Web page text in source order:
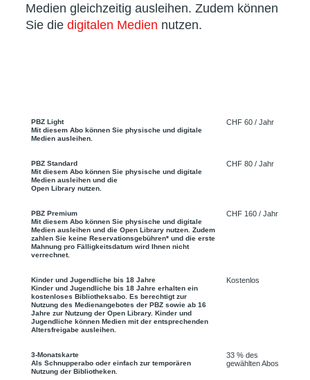
Medien gleichzeitig ausleihen. Zudem können
Sie die digitalen Medien nutzen.
PBZ Light
Mit diesem Abo können Sie physische und digitale
Medien ausleihen.
CHF 60 / Jahr
PBZ Standard
Mit diesem Abo können Sie physische und digitale
Medien ausleihen und die
Open Library nutzen.
CHF 80 / Jahr
PBZ Premium
Mit diesem Abo können Sie physische und digitale
Medien ausleihen und die Open Library nutzen. Zudem
zahlen Sie keine Reservationsgebühren* und die erste
Mahnung pro Fälligkeitsdatum wird Ihnen nicht
verrechnet.
CHF 160 / Jahr
Kinder und Jugendliche bis 18 Jahre
Kinder und Jugendliche bis 18 Jahre erhalten ein
kostenloses Bibliotheksabo. Es berechtigt zur
Nutzung des Medienangebotes der PBZ sowie ab 16
Jahre zur Nutzung der Open Library. Kinder und
Jugendliche können Medien mit der entsprechenden
Altersfreigabe ausleihen.
Kostenlos
3-Monatskarte
Als Schnupperabo oder einfach zur temporären
Nutzung der Bibliotheken.
33 % des
gewählten Abos